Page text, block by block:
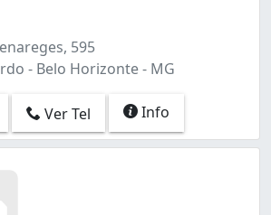
595
- Belo Horizonte - MG
Ver Tel Info